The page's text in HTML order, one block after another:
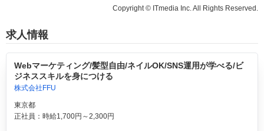
Copyright © ITmedia Inc. All Rights Reserved.
求人情報
Webマーケティング/髪型自由/ネイルOK/SNS運用が学べる/ビ
ジネススキルを身につける
株式会社FFU
東京都
正社員：時給1,700円～2,300円